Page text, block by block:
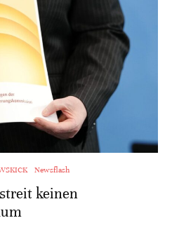
Newsflash
keinen